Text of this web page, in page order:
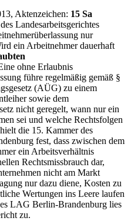
Aktenzeichen: 15 Sa
des Landesarbeitsgerichtes
nur
ein Arbeitnehmer dauerhaft
ohne Erlaubnis
führe regelmäßig gemäß §
(AÜG) zu einem
sowie dem
nicht geregelt, wann nur ein
sei und welche Rechtsfolgen
die 15. Kammer des
fest, dass zwischen dem
ein Arbeitsverhältnis
Rechtsmissbrauch dar,
nicht am Markt
nur dazu diene, Kosten zu
Wertungen ins Leere laufen
LAG Berlin-Brandenburg lies
zu.